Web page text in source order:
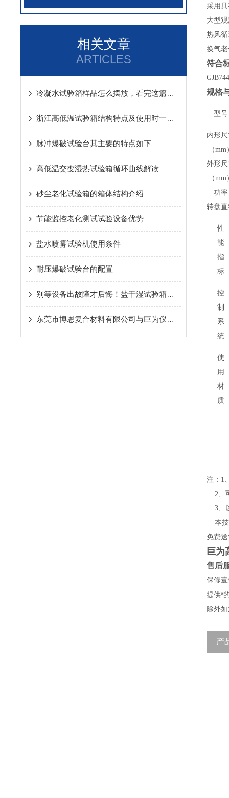
相关文章
ARTICLES
冷凝水试验箱样品怎么摆放，看完这篇文章你就明白了！
浙江高低温试验箱结构特点及使用时一些安全信息
脉冲爆破试验台其主要的特点如下
高低温交变湿热试验箱循环曲线解读
砂尘老化试验箱的箱体结构介绍
节能监控老化测试试验设备优势
盐水喷雾试验机使用条件
耐压爆破试验台的配置
别等设备出故障才后悔！盐干湿试验箱的保养秘诀，现在知道还不晚
东莞市博恩复合材料有限公司与巨为仪器股份多次牵手合作
采用
大型
热风
换气
符合
规格
型号
内形
（mm
外形
（mm
功率
转盘
性
能
指
标
控
制
系
统
使
用
材
质
注：1
2、
3、
本
免费
巨为
售后
保修
提供*
除外
产